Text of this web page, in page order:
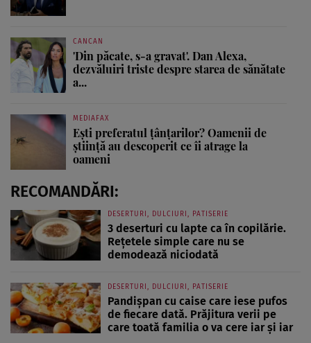
CANCAN
'Din păcate, s-a gravat'. Dan Alexa,
dezvăluiri triste despre starea de sănătate
a...
MEDIAFAX
Ești preferatul țânțarilor? Oamenii de
știință au descoperit ce îi atrage la
oameni
RECOMANDĂRI:
DESERTURI, DULCIURI, PATISERIE
3 deserturi cu lapte ca în copilărie.
Rețetele simple care nu se
demodează niciodată
DESERTURI, DULCIURI, PATISERIE
Pandișpan cu caise care iese pufos
de fiecare dată. Prăjitura verii pe
care toată familia o va cere iar și iar